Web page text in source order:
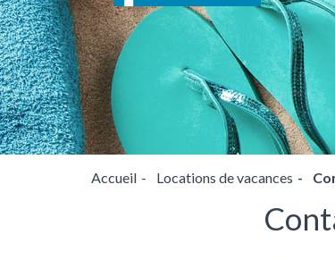
Accueil Locations de vacances